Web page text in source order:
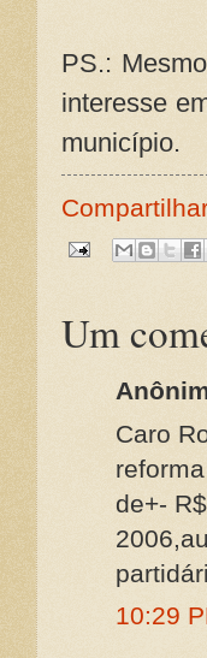
PS.:
interesse
município.
Um
Caro
de+-
10:29